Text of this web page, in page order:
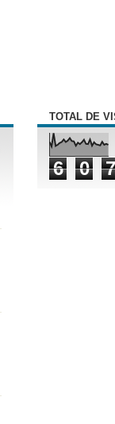
TOTAL DE
6 0 7